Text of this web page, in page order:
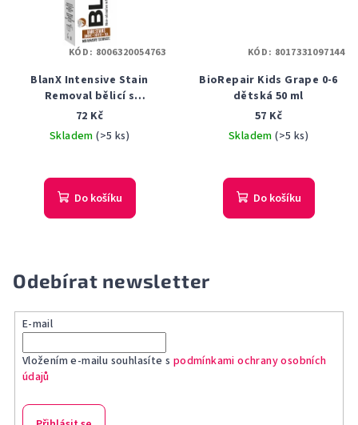
BlanX Intensive Stain
Removal bělicí s
bambusovými výtažky 75 ml
72 Kč
Skladem(>5 ks)
Do košíku
KÓD: 8006320054763
BioRepair Kids Grape 0-6
dětská 50 ml
57 Kč
Skladem(>5 ks)
Do košíku
KÓD: 8017331097144
Odebírat newsletter
E-mail
Vložením e-mailu souhlasíte s podmínkami ochrany osobních
údajů